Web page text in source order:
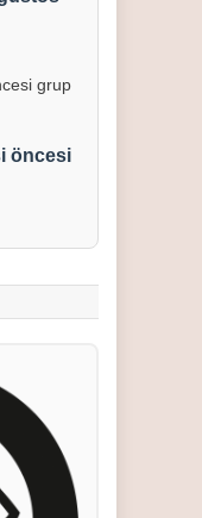
öncesi